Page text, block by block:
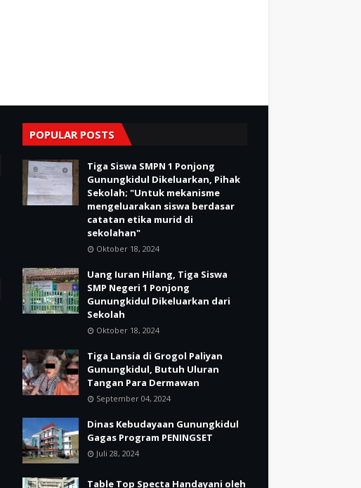
POPULAR POSTS
Tiga Siswa SMPN 1 Ponjong
Gunungkidul Dikeluarkan, Pihak
Sekolah; "Untuk mekanisme
mengeluarakan siswa berdasar
catatan etika murid di
sekolahan"
Oktober 18, 2024
Uang Iuran Hilang, Tiga Siswa
SMP Negeri 1 Ponjong
Gunungkidul Dikeluarkan dari
Sekolah
Oktober 18, 2024
Tiga Lansia di Grogol Paliyan
Gunungkidul, Butuh Uluran
Tangan Para Dermawan
September 04, 2024
Dinas Kebudayaan Gunungkidul
Gagas Program PENINGSET
Juli 28, 2024
Table Top Specta Handayani oleh